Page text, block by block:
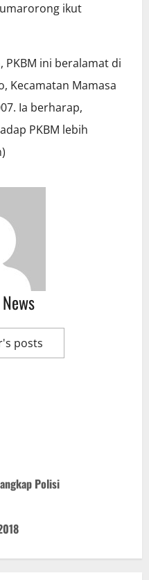
ikut
ini beralamat di
Kecamatan Mamasa
Ia berharap,
PKBM lebih
posts
Polisi